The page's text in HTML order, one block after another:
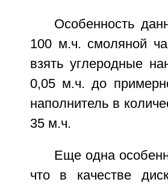
Особенность
100 м.ч. смоляной
взять углеродные
0,05 м.ч. до
наполнитель в
35 м.ч.
Еще одна
что в качестве